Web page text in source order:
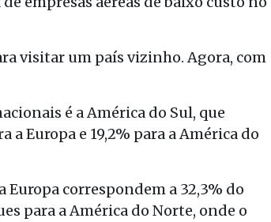
visitar um país vizinho. Agora, com
é a América do Sul, que
a Europa e 19,2% para a América do
Europa correspondem a 32,3% do
para a América do Norte, onde o